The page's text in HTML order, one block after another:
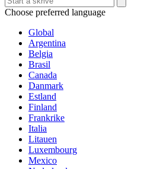
Choose preferred language
Global
Argentina
Belgia
Brasil
Canada
Danmark
Estland
Finland
Frankrike
Italia
Litauen
Luxembourg
Mexico